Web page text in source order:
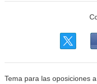
Tema para las oposiciones